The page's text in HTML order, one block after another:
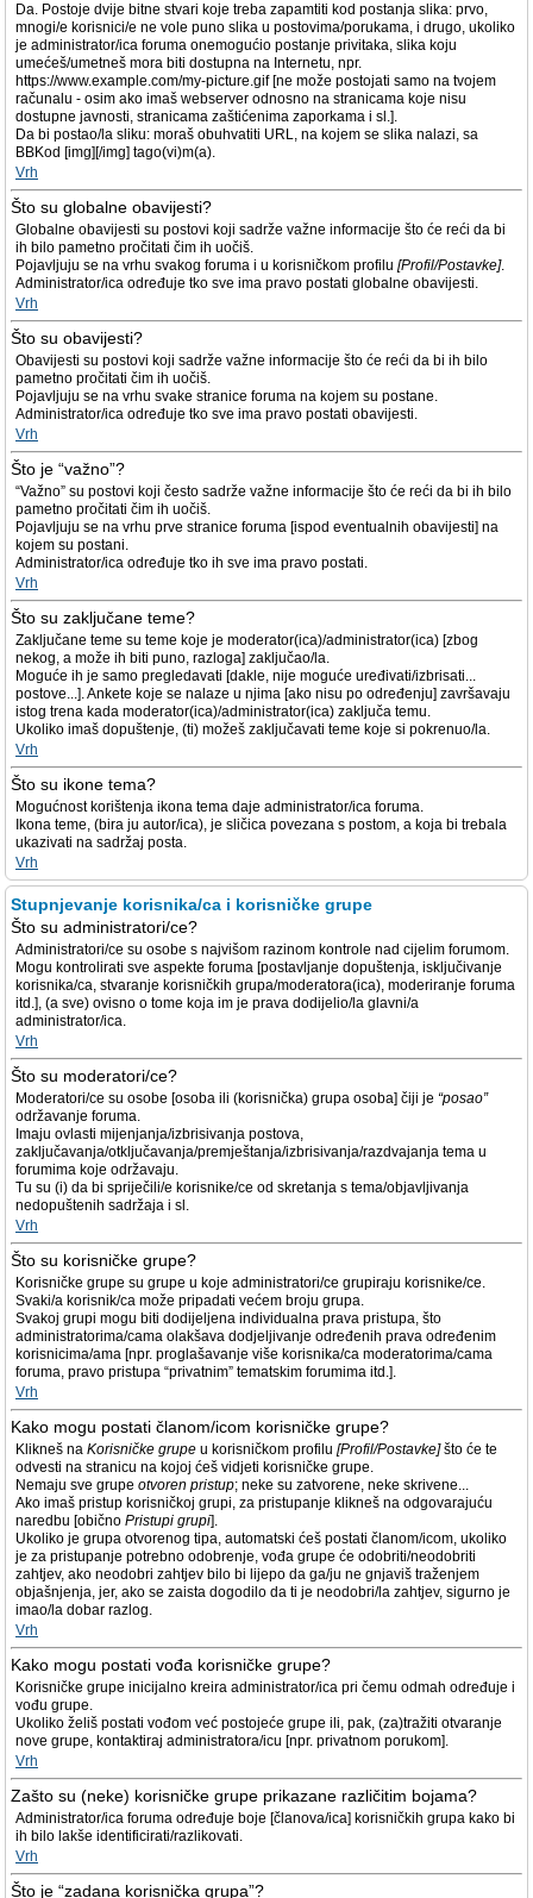
Da. Postoje dvije bitne stvari koje treba zapamtiti kod postanja slika: prvo,
mnogi/e korisnici/e ne vole puno slika u postovima/porukama, i drugo, ukoliko
je administrator/ica foruma onemogućio postanje privitaka, slika koju
umećeš/umetneš mora biti dostupna na Internetu, npr.
https://www.example.com/my-picture.gif [ne može postojati samo na tvojem
računalu - osim ako imaš webserver odnosno na stranicama koje nisu
dostupne javnosti, stranicama zaštićenima zaporkama i sl.].
Da bi postao/la sliku: moraš obuhvatiti URL, na kojem se slika nalazi, sa
BBKod [img][/img] tago(vi)m(a).
Vrh
Što su globalne obavijesti?
Globalne obavijesti su postovi koji sadrže važne informacije što će reći da bi
ih bilo pametno pročitati čim ih uočiš.
Pojavljuju se na vrhu svakog foruma i u korisničkom profilu [Profil/Postavke].
Administrator/ica određuje tko sve ima pravo postati globalne obavijesti.
Vrh
Što su obavijesti?
Obavijesti su postovi koji sadrže važne informacije što će reći da bi ih bilo
pametno pročitati čim ih uočiš.
Pojavljuju se na vrhu svake stranice foruma na kojem su postane.
Administrator/ica određuje tko sve ima pravo postati obavijesti.
Vrh
Što je “važno”?
“Važno” su postovi koji često sadrže važne informacije što će reći da bi ih bilo
pametno pročitati čim ih uočiš.
Pojavljuju se na vrhu prve stranice foruma [ispod eventualnih obavijesti] na
kojem su postani.
Administrator/ica određuje tko ih sve ima pravo postati.
Vrh
Što su zaključane teme?
Zaključane teme su teme koje je moderator(ica)/administrator(ica) [zbog
nekog, a može ih biti puno, razloga] zaključao/la.
Moguće ih je samo pregledavati [dakle, nije moguće uređivati/izbrisati...
postove...]. Ankete koje se nalaze u njima [ako nisu po određenju] završavaju
istog trena kada moderator(ica)/administrator(ica) zaključa temu.
Ukoliko imaš dopuštenje, (ti) možeš zaključavati teme koje si pokrenuo/la.
Vrh
Što su ikone tema?
Mogućnost korištenja ikona tema daje administrator/ica foruma.
Ikona teme, (bira ju autor/ica), je sličica povezana s postom, a koja bi trebala
ukazivati na sadržaj posta.
Vrh
Stupnjevanje korisnika/ca i korisničke grupe
Što su administratori/ce?
Administratori/ce su osobe s najvišom razinom kontrole nad cijelim forumom.
Mogu kontrolirati sve aspekte foruma [postavljanje dopuštenja, isključivanje
korisnika/ca, stvaranje korisničkih grupa/moderatora(ica), moderiranje foruma
itd.], (a sve) ovisno o tome koja im je prava dodijelio/la glavni/a
administrator/ica.
Vrh
Što su moderatori/ce?
Moderatori/ce su osobe [osoba ili (korisnička) grupa osoba] čiji je “posao”
održavanje foruma.
Imaju ovlasti mijenjanja/izbrisivanja postova,
zaključavanja/otključavanja/premještanja/izbrisivanja/razdvajanja tema u
forumima koje održavaju.
Tu su (i) da bi spriječili/e korisnike/ce od skretanja s tema/objavljivanja
nedopuštenih sadržaja i sl.
Vrh
Što su korisničke grupe?
Korisničke grupe su grupe u koje administratori/ce grupiraju korisnike/ce.
Svaki/a korisnik/ca može pripadati većem broju grupa.
Svakoj grupi mogu biti dodijeljena individualna prava pristupa, što
administratorima/cama olakšava dodjeljivanje određenih prava određenim
korisnicima/ama [npr. proglašavanje više korisnika/ca moderatorima/cama
foruma, pravo pristupa “privatnim” tematskim forumima itd.].
Vrh
Kako mogu postati članom/icom korisničke grupe?
Klikneš na Korisničke grupe u korisničkom profilu [Profil/Postavke]što će te
odvesti na stranicu na kojoj ćeš vidjeti korisničke grupe.
Nemaju sve grupe otvoren pristup; neke su zatvorene, neke skrivene...
Ako imaš pristup korisničkoj grupi, za pristupanje klikneš na odgovarajuću
naredbu [obično Pristupi grupi].
Ukoliko je grupa otvorenog tipa, automatski ćeš postati članom/icom, ukoliko
je za pristupanje potrebno odobrenje, vođa grupe će odobriti/neodobriti
zahtjev, ako neodobri zahtjev bilo bi lijepo da ga/ju ne gnjaviš traženjem
objašnjenja, jer, ako se zaista dogodilo da ti je neodobri/la zahtjev, sigurno je
imao/la dobar razlog.
Vrh
Kako mogu postati vođa korisničke grupe?
Korisničke grupe inicijalno kreira administrator/ica pri čemu odmah određuje i
vođu grupe.
Ukoliko želiš postati vođom već postojeće grupe ili, pak, (za)tražiti otvaranje
nove grupe, kontaktiraj administratora/icu [npr. privatnom porukom].
Vrh
Zašto su (neke) korisničke grupe prikazane različitim bojama?
Administrator/ica foruma određuje boje [članova/ica] korisničkih grupa kako bi
ih bilo lakše identificirati/razlikovati.
Vrh
Što je “zadana korisnička grupa”?